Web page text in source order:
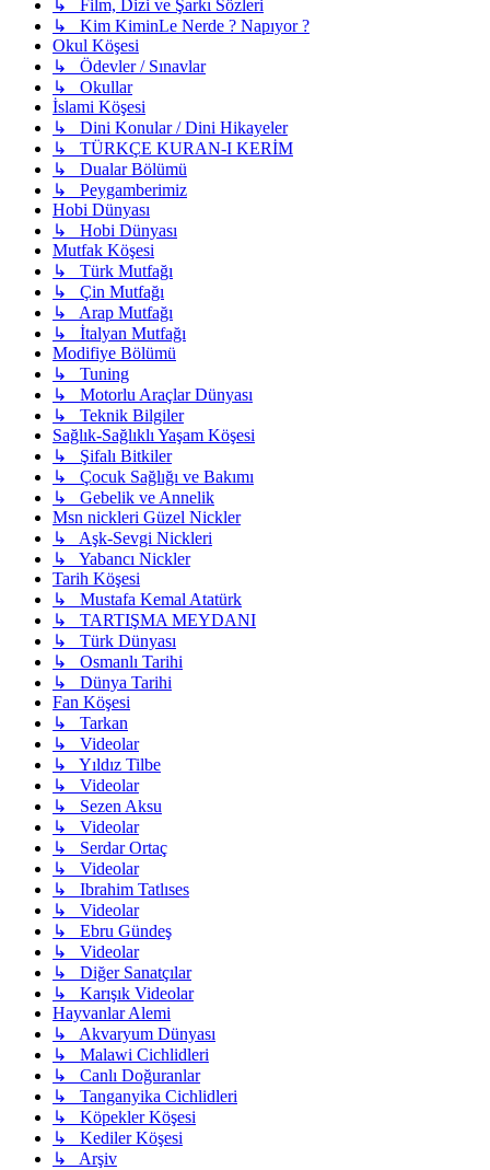
↳ Film, Dizi ve Şarkı Sözleri
↳ Kim KiminLe Nerde ? Napıyor ?
Okul Köşesi
↳ Ödevler / Sınavlar
↳ Okullar
İslami Köşesi
↳ Dini Konular / Dini Hikayeler
↳ TÜRKÇE KURAN-I KERİM
↳ Dualar Bölümü
↳ Peygamberimiz
Hobi Dünyası
↳ Hobi Dünyası
Mutfak Köşesi
↳ Türk Mutfağı
↳ Çin Mutfağı
↳ Arap Mutfağı
↳ İtalyan Mutfağı
Modifiye Bölümü
↳ Tuning
↳ Motorlu Araçlar Dünyası
↳ Teknik Bilgiler
Sağlık-Sağlıklı Yaşam Köşesi
↳ Şifalı Bitkiler
↳ Çocuk Sağlığı ve Bakımı
↳ Gebelik ve Annelik
Msn nickleri Güzel Nickler
↳ Aşk-Sevgi Nickleri
↳ Yabancı Nickler
Tarih Köşesi
↳ Mustafa Kemal Atatürk
↳ TARTIŞMA MEYDANI
↳ Türk Dünyası
↳ Osmanlı Tarihi
↳ Dünya Tarihi
Fan Köşesi
↳ Tarkan
↳ Videolar
↳ Yıldız Tilbe
↳ Videolar
↳ Sezen Aksu
↳ Videolar
↳ Serdar Ortaç
↳ Videolar
↳ Ibrahim Tatlıses
↳ Videolar
↳ Ebru Gündeş
↳ Videolar
↳ Diğer Sanatçılar
↳ Karışık Videolar
Hayvanlar Alemi
↳ Akvaryum Dünyası
↳ Malawi Cichlidleri
↳ Canlı Doğuranlar
↳ Tanganyika Cichlidleri
↳ Köpekler Köşesi
↳ Kediler Köşesi
↳ Arşiv